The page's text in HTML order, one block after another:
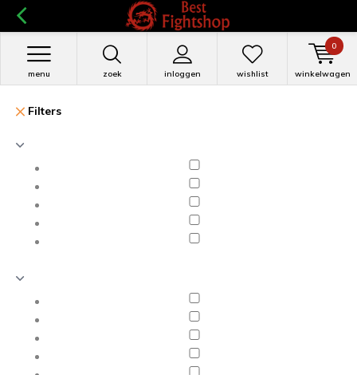
zoek inloggen
menu wishlist winkelwagen
0
Filters